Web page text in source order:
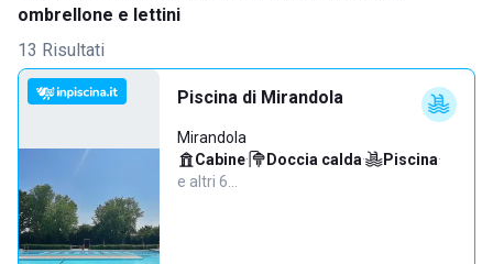
ombrellone e lettini
13 Risultati
Piscina di Mirandola
Mirandola
Cabine· Doccia calda· Piscina·
e altri 6…